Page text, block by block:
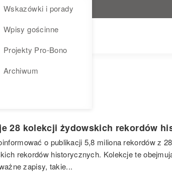
Wskazówki i porady
Wpisy gościnne
Projekty Pro-Bono
Archiwum
28 kolekcji żydowskich rekordów
o publikacji 5,8 miliona rekordów z
rekordów historycznych. Kolekcje te
zapisy, takie...